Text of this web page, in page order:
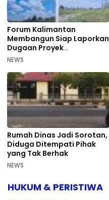
Forum Kalimantan
Membangun Siap Laporkan
Dugaan Proyek
Bermasalah PUPR Kalteng
NEWS
Rumah Dinas Jadi Sorotan,
Diduga Ditempati Pihak
yang Tak Berhak
NEWS
HUKUM & PERISTIWA